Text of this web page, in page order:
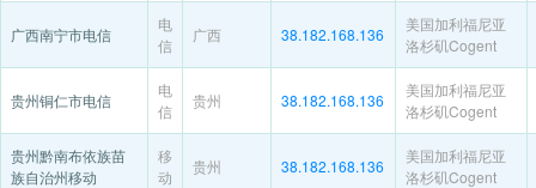
广西南宁市电信
电
信
广西 38.182.168.136
美国加利福尼亚
洛杉矶Cogent
贵州铜仁市电信
电
信
贵州 38.182.168.136
美国加利福尼亚
洛杉矶Cogent
贵州黔南布依族苗
族自治州移动
移
动
贵州 38.182.168.136
美国加利福尼亚
洛杉矶Cogent